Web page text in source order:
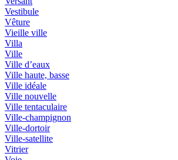
Vestibule
Vêture
Vieille ville
Villa
Ville
Ville d’eaux
Ville haute, basse
Ville idéale
Ville nouvelle
Ville tentaculaire
Ville-champignon
Ville-dortoir
Ville-satellite
Vitrier